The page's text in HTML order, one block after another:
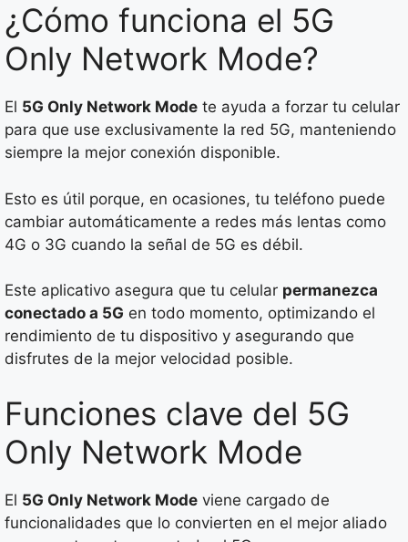
¿Cómo funciona el 5G
Only Network Mode?
El 5G Only Network Mode te ayuda a forzar tu celular
para que use exclusivamente la red 5G, manteniendo
siempre la mejor conexión disponible.
Esto es útil porque, en ocasiones, tu teléfono puede
cambiar automáticamente a redes más lentas como
4G o 3G cuando la señal de 5G es débil.
Este aplicativo asegura que tu celular permanezca
conectado a 5G en todo momento, optimizando el
rendimiento de tu dispositivo y asegurando que
disfrutes de la mejor velocidad posible.
Funciones clave del 5G
Only Network Mode
El 5G Only Network Mode viene cargado de
funcionalidades que lo convierten en el mejor aliado